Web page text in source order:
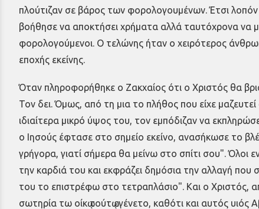
πλούτιζαν σε βάρος των φορολογουμένων. Έτσι
βοήθησε να αποκτήσει χρήματα αλλά ταυτόχρονα να
φορολογούμενοι. Ο τελώνης ήταν ο χειρότερος
εποχής εκείνης.
Όταν πληροφορήθηκε ο Ζακχαίος ότι ο Χριστός θα
Τον δει. Όμως, από τη μια το πλήθος που είχε
ιδιαίτερα μικρό ύψος του, τον εμπόδιζαν να
ο Ιησούς έφτασε στο σημείο εκείνο, ανασήκωσε το
γρήγορα, γιατί σήμερα θα μείνω στο σπίτι σου". Όλοι
την καρδιά του και εκφράζει δημόσια την αλλαγή
του το επιστρέφω στο τετραπλάσιο". Και ο Χριστός,
σωτηρία τω οίκῳ τούτῳ εγένετο, καθότι και αυτός